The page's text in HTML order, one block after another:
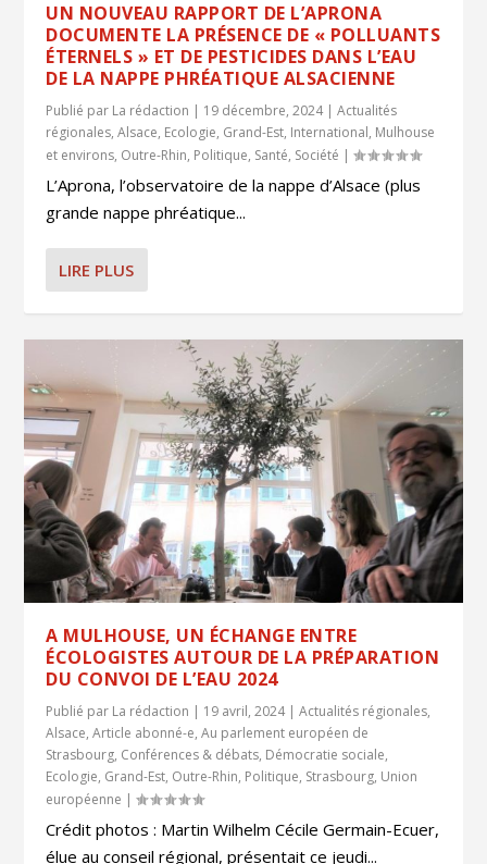
UN NOUVEAU RAPPORT DE L’APRONA
DOCUMENTE LA PRÉSENCE DE « POLLUANTS
ÉTERNELS » ET DE PESTICIDES DANS L’EAU
DE LA NAPPE PHRÉATIQUE ALSACIENNE
Publié par La rédaction | 19 décembre, 2024|Actualités
régionales,Alsace, Ecologie, Grand-Est, International, Mulhouse
et environs, Outre-Rhin, Politique, Santé, Société |
L’Aprona, l’observatoire de la nappe d’Alsace (plus
grande nappe phréatique...
LIRE PLUS
A MULHOUSE, UN ÉCHANGE ENTRE
ÉCOLOGISTES AUTOUR DE LA PRÉPARATION
DU CONVOI DE L’EAU 2024
Publié par La rédaction | 19 avril, 2024|Actualités régionales,
Alsace,Article abonné-e,Au parlement européen de
Strasbourg, Conférences & débats, Démocratie sociale,
Ecologie, Grand-Est, Outre-Rhin, Politique, Strasbourg, Union
européenne |
Crédit photos : Martin Wilhelm Cécile Germain-Ecuer,
élue au conseil régional, présentait ce jeudi...